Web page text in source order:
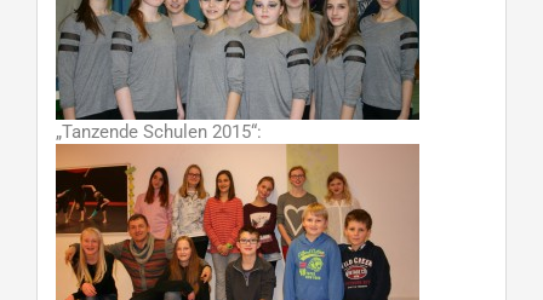
„Tanzende Schulen 2015“: